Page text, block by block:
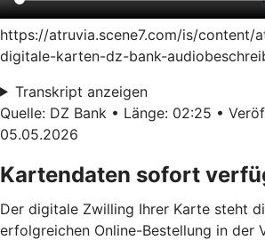
https://atruvia.scene7.com/is/content/
digitale-karten-dz-bank-
Transkript anzeigen
Quelle: DZ Bank • Länge: 02:25 •
05.05.2026
Kartendaten sofort
Der digitale Zwilling Ihrer Karte steht
erfolgreichen Online-Bestellung in der